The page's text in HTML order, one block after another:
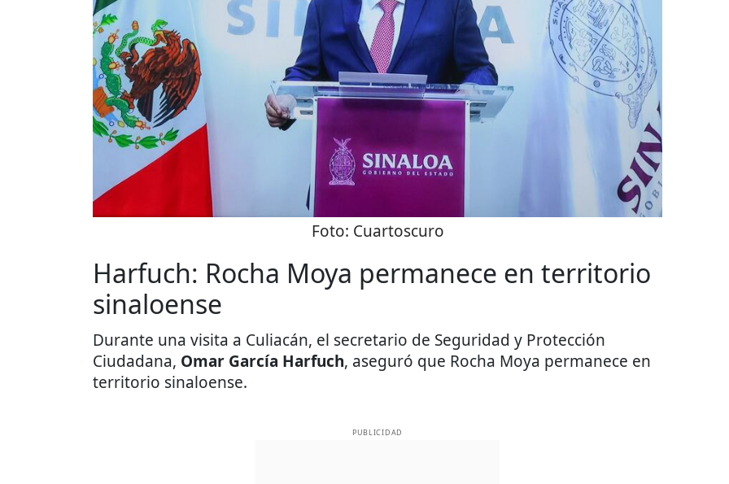
Foto: Cuartoscuro
Harfuch: Rocha Moya permanece en territorio
sinaloense
Durante una visita a Culiacán, el secretario de Seguridad y Protección
Ciudadana, Omar García Harfuch, aseguró que Rocha Moya permanece en
territorio sinaloense.
PUBLICIDAD